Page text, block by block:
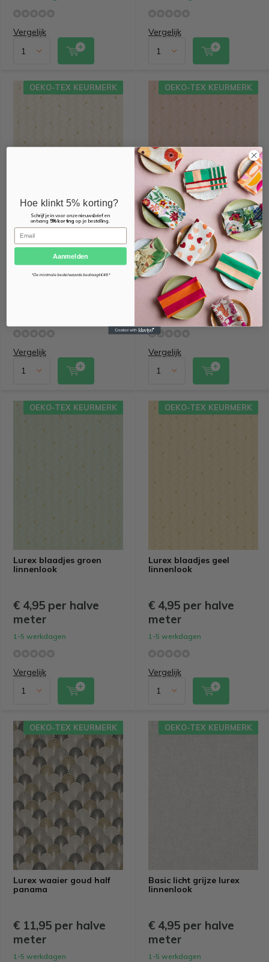
Vergelijk Vergelijk
Lurex blaadjes ecru
linnenlook
OEKO-TEX KEURMERK
Vergelijk
Lurex blaadjes roze
linnenlook
OEKO-TEX KEURMERK
€ 4,95 per halve
meter
1-5 werkdagen
Vergelijk
Lurex blaadjes groen
linnenlook
OEKO-TEX KEURMERK
€ 4,95 per halve
meter
1-5 werkdagen
Vergelijk
Lurex blaadjes geel
linnenlook
OEKO-TEX KEURMERK
€ 4,95 per halve
meter
1-5 werkdagen
Vergelijk
Lurex waaier goud half
panama
OEKO-TEX KEURMERK
€ 11,95 per halve
meter
1-5 werkdagen
Basic licht grijze lurex
linnenlook
OEKO-TEX KEURMERK
€ 4,95 per halve
meter
1-5 werkdagen
Hoe klinkt 5% korting?
Schrijf je in voor onze nieuwsbrief en
ontvang 5% kortingop je bestelling.
Email
Aanmelden
*De minimale bestelwaarde bedraagt €49.*